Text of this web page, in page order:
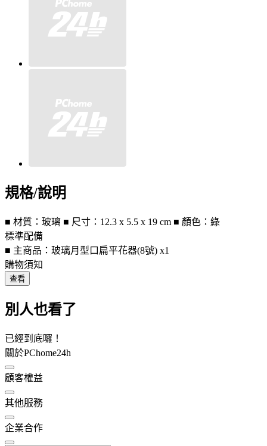
規格/說明
■ 材質：玻璃 ■ 尺寸：12.3 x 5.5 x 19 cm ■ 顏色：綠
標準配備
■ 主商品：玻璃月型口扁平花器(8號) x1
購物須知
查看
別人也看了
已經到底囉！
關於PChome24h
顧客權益
其他服務
企業合作